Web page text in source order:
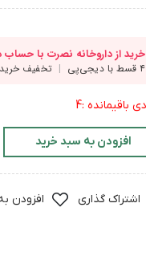
باقیمانده :4
افزودن به سبد خرید
اشتراک گذاری افزودن